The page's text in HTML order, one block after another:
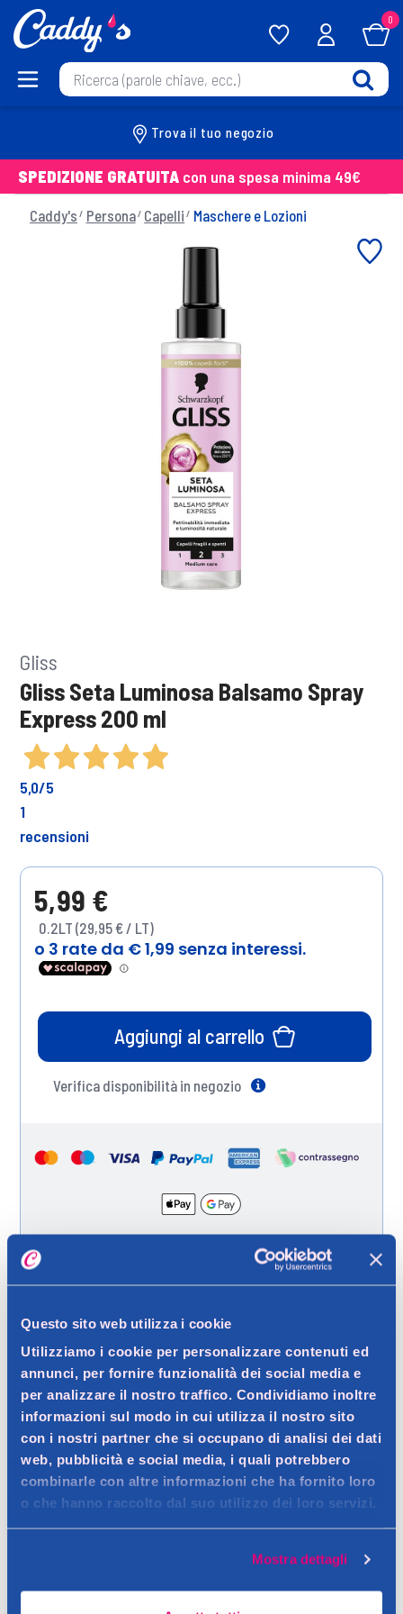
Questo sito web utilizza i cookie
Utilizziamo i cookie per personalizzare contenuti ed
annunci, per fornire funzionalità dei social media e
per analizzare il nostro traffico. Condividiamo inoltre
informazioni sul modo in cui utilizza il nostro sito
con i nostri partner che si occupano di analisi dei dati
web, pubblicità e social media, i quali potrebbero
combinarle con altre informazioni che ha fornito loro
o che hanno raccolto dal suo utilizzo dei loro servizi.
Mostra dettagli
0
Trova il tuo negozio
SPEDIZIONE GRATUITA con una spesa minima 49€
Caddy's Persona Capelli Maschere e Lozioni
Gliss
Gliss Seta Luminosa Balsamo Spray
Express 200 ml
5,0/5
1
recensioni
5,99 €
0.2LT (29,95 € / LT)
Aggiungi al carrello
Verifica disponibilità in negozio
Ritiro in negozio gratuito per i clienti registrati
Dettagli prodotto
Descrizione
A causa di una superficie irregolare, i capelli risultano sciupati e
spenti.
Dettagli
È necessario un nutrimento intenso per renderli morbidi e
setosi. Gliss Seta Luminosa dona:- Pettinabilità immediata-
Avvertenze